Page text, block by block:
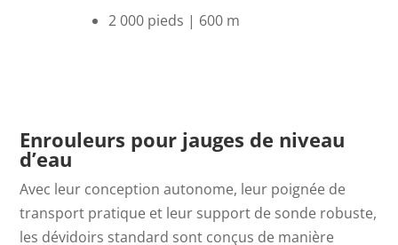
2 000 pieds | 600 m
Enrouleurs pour jauges de niveau
d’eau
Avec leur conception autonome, leur poignée de
transport pratique et leur support de sonde robuste,
les dévidoirs standard sont conçus de manière